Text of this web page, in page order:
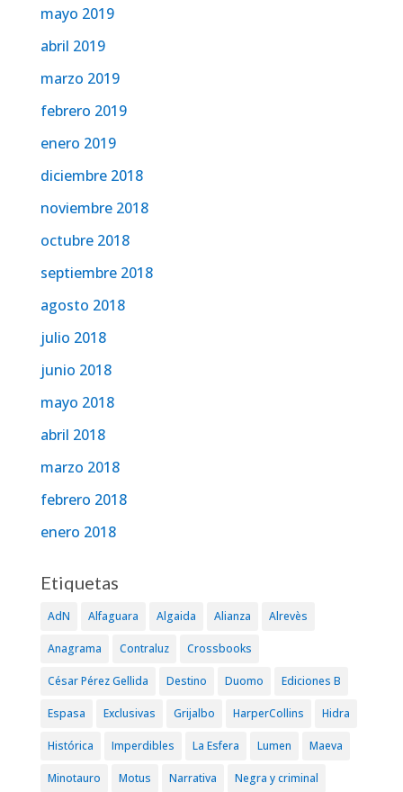
mayo 2019
abril 2019
marzo 2019
febrero 2019
enero 2019
diciembre 2018
noviembre 2018
octubre 2018
septiembre 2018
agosto 2018
julio 2018
junio 2018
mayo 2018
abril 2018
marzo 2018
febrero 2018
enero 2018
Etiquetas
AdN Alfaguara Algaida Alianza Alrevès
Anagrama Contraluz Crossbooks
César Pérez Gellida Destino Duomo Ediciones B
Espasa Exclusivas Grijalbo HarperCollins Hidra
Histórica Imperdibles La Esfera Lumen Maeva
Minotauro Motus Narrativa Negra y criminal